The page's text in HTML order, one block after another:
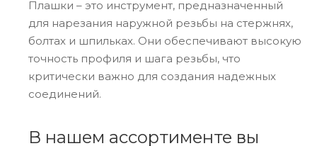
Плашки – это инструмент, предназначенный
для нарезания наружной резьбы на стержнях,
болтах и шпильках. Они обеспечивают высокую
точность профиля и шага резьбы, что
критически важно для создания надежных
соединений.
В нашем ассортименте вы